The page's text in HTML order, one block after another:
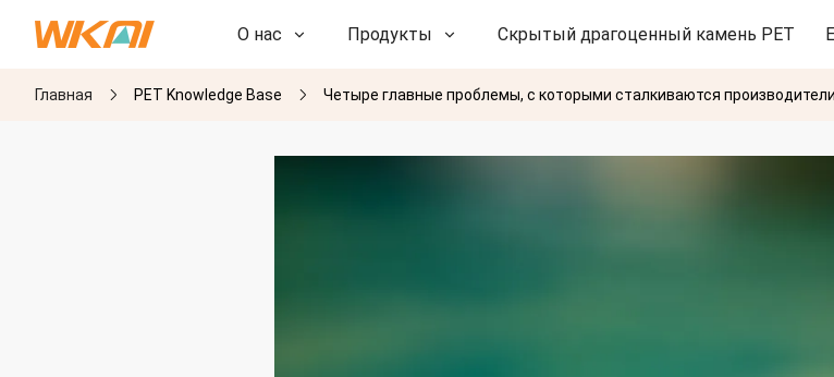
О нас Продукты Скрытый драгоценный камень PET
НИОКР
Главная PET Knowledge Base Четыре главные проблемы, с которыми сталкиваются